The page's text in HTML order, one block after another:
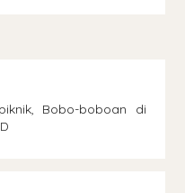
Bobo-boboan di